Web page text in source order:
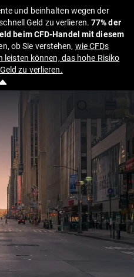
und beinhalten wegen der
Geld zu verlieren.77% der
beim CFD-Handel mit diesem
ob Sie verstehen, wie CFDs
leisten können, das hohe Risiko
zu verlieren.